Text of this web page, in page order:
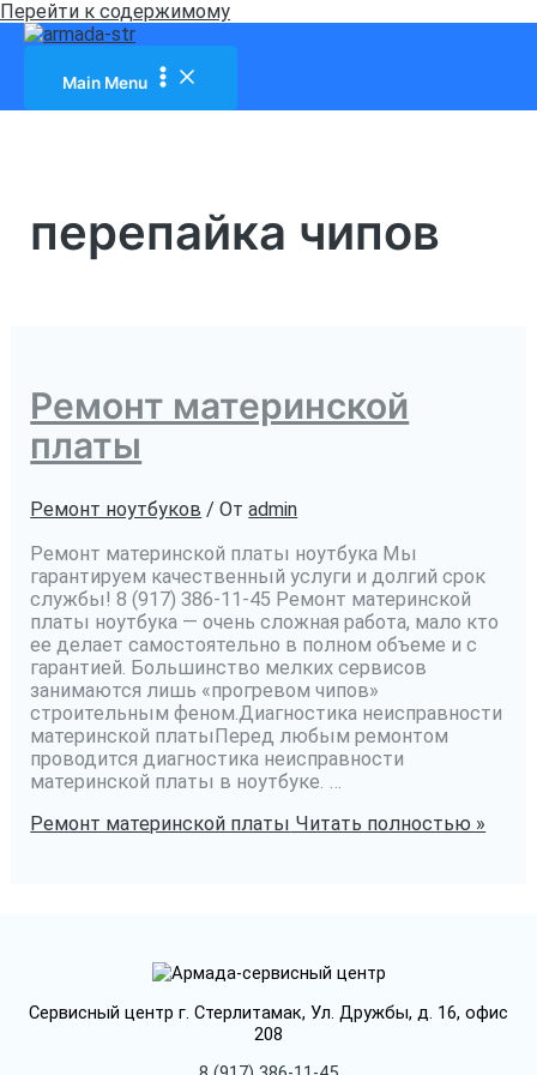
Перейти к содержимому
Main Menu
перепайка чипов
Ремонт материнской
платы
Ремонт ноутбуков / От admin
Ремонт материнской платы ноутбука Мы
гарантируем качественный услуги и долгий срок
службы! 8 (917) 386-11-45 Ремонт материнской
платы ноутбука — очень сложная работа, мало кто
ее делает самостоятельно в полном объеме и с
гарантией. Большинство мелких сервисов
занимаются лишь «прогревом чипов»
строительным феном.Диагностика неисправности
материнской платыПеред любым ремонтом
проводится диагностика неисправности
материнской платы в ноутбуке. …
Ремонт материнской платы Читать полностью »
Сервисный центр г. Стерлитамак, Ул. Дружбы, д. 16, офис
208